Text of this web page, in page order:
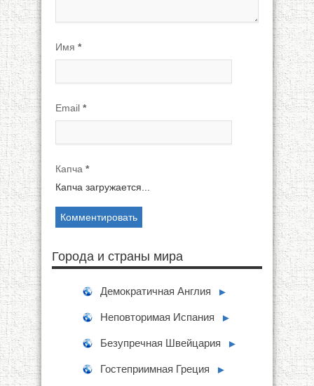
Имя *
Email *
Капча *
Капча загружается...
Города и страны мира
Демократичная Англия ►
Неповторимая Испания ►
Безупречная Швейцария ►
Гостеприимная Греция ►